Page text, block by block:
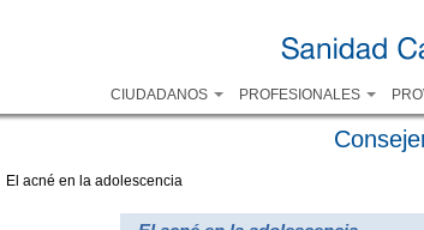
CIUDADANOS PROFESIONALES
El acné en la adolescencia